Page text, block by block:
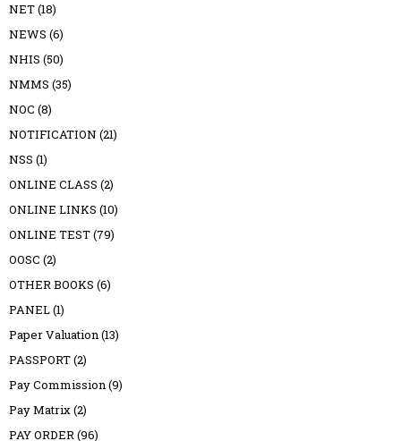
NET(18)
NEWS (6)
NHIS (50)
NMMS (35)
NOC (8)
NOTIFICATION (21)
NSS (1)
ONLINE CLASS (2)
ONLINE LINKS (10)
ONLINE TEST(79)
OOSC (2)
OTHER BOOKS (6)
PANEL(1)
Paper Valuation(13)
PASSPORT(2)
Pay Commission(9)
Pay Matrix(2)
PAY ORDER(96)